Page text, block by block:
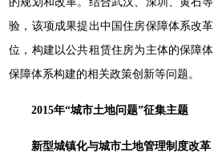
验，该项成果提出中国住房保障体系改
位，构建以公共租赁住房为主体的保障
保障体系构建的相关政策创新等问题。
2015年“城市土地问题”征集主题
新型城镇化与城市土地管理制度改革